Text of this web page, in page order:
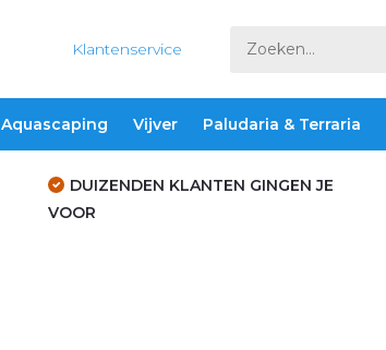
Klantenservice
Aquascaping Vijver Paludaria & Terraria
DUIZENDEN KLANTEN GINGEN JE
VOOR